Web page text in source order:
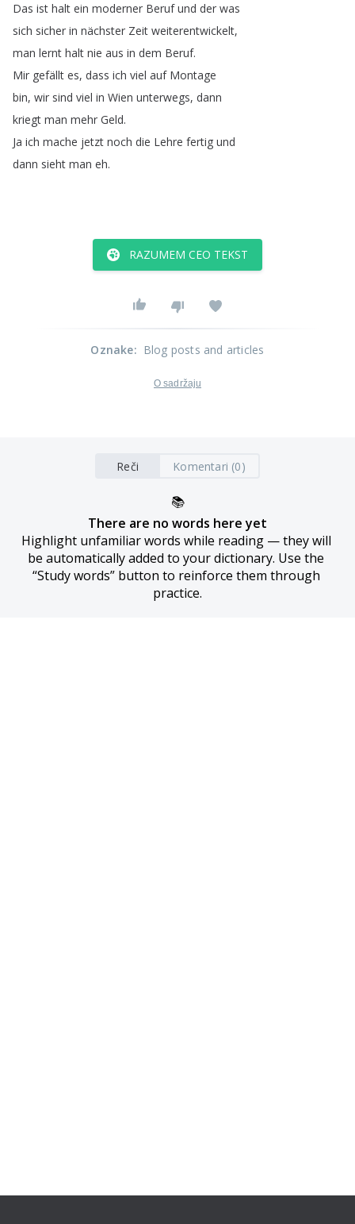
Das ist halt ein moderner Beruf und der was
sich sicher in nächster Zeit weiterentwickelt,
man lernt halt nie aus in dem Beruf.
Mir gefällt es, dass ich viel auf Montage
bin, wir sind viel in Wien unterwegs, dann
kriegt man mehr Geld.
Ja ich mache jetzt noch die Lehre fertig und
dann sieht man eh.
RAZUMEM CEO TEKST
Oznake: Blog posts and articles
O sadržaju
Reči Komentari (0)
📚
There are no words here yet
Highlight unfamiliar words while reading — they will
be automatically added to your dictionary. Use the
“Study words” button to reinforce them through
practice.